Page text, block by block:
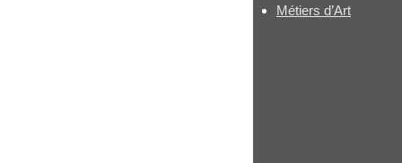
Métiers d’Art